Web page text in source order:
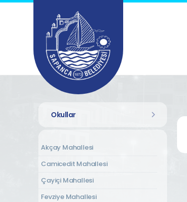
Okullar
Akçay Mahallesi
Camicedit Mahallesi
Çayiçi Mahallesi
Fevziye Mahallesi